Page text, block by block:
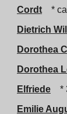
Cordt
*
Dietrich
Dorothea
Dorothea
Elfriede
*
Emilie